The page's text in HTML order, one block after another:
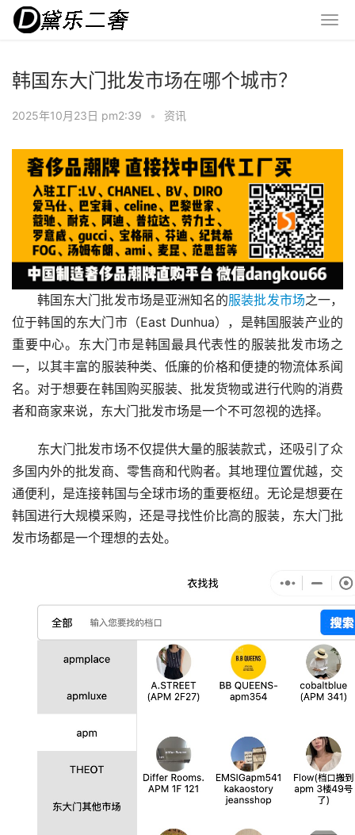
韩国东大门批发市场在哪个城市？
2025年10月23日 pm2:39 • 资讯
韩国东大门批发市场是亚洲知名的服装批发市场之一，
位于韩国的东大门市（East Dunhua），是韩国服装产业的
重要中心。东大门市是韩国最具代表性的服装批发市场之
一，以其丰富的服装种类、低廉的价格和便捷的物流体系闻
名。对于想要在韩国购买服装、批发货物或进行代购的消费
者和商家来说，东大门批发市场是一个不可忽视的选择。
东大门批发市场不仅提供大量的服装款式，还吸引了众
多国内外的批发商、零售商和代购者。其地理位置优越，交
通便利，是连接韩国与全球市场的重要枢纽。无论是想要在
韩国进行大规模采购，还是寻找性价比高的服装，东大门批
发市场都是一个理想的去处。